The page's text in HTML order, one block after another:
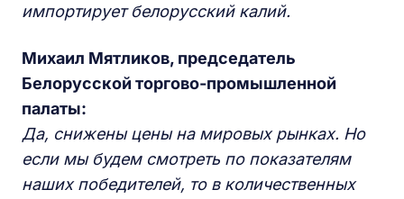
импортирует белорусский калий.
Михаил Мятликов, председатель
Белорусской торгово-промышленной
палаты:
Да, снижены цены на мировых рынках. Но
если мы будем смотреть по показателям
наших победителей, то в количественных